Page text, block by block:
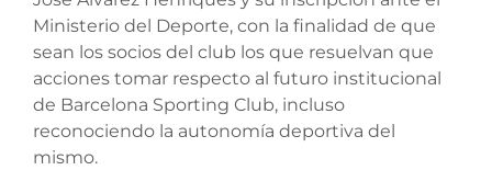
Ministerio del Deporte, con la finalidad de que
sean los socios del club los que resuelvan que
acciones tomar respecto al futuro institucional
de Barcelona Sporting Club, incluso
reconociendo la autonomía deportiva del
mismo.